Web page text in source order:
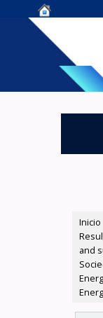
Centro de
OLADE -
Inicio
and